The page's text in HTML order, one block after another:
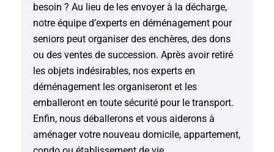
besoin ? Au lieu de les envoyer à la décharge,
notre équipe d’experts en déménagement pour
seniors peut organiser des enchères, des dons
ou des ventes de succession. Après avoir retiré
les objets indésirables, nos experts en
déménagement les organiseront et les
emballeront en toute sécurité pour le transport.
Enfin, nous déballerons et vous aiderons à
aménager votre nouveau domicile, appartement,